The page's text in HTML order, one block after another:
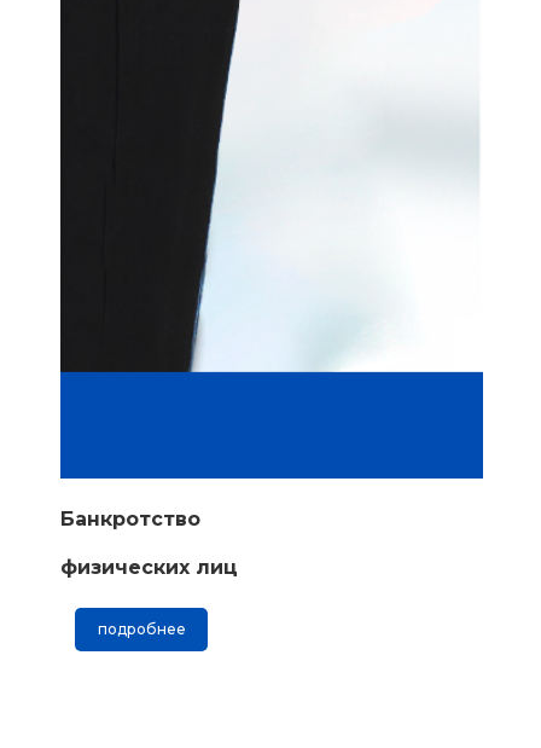
Банкротство
физических лиц
подробнее